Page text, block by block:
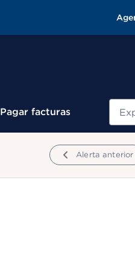
Pagar facturas
Alerta anterior